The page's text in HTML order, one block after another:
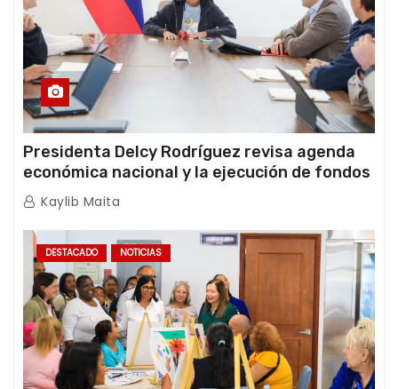
Presidenta Delcy Rodríguez revisa agenda
económica nacional y la ejecución de fondos
de emergencia post-sismos
Kaylib Maita
DESTACADO NOTICIAS